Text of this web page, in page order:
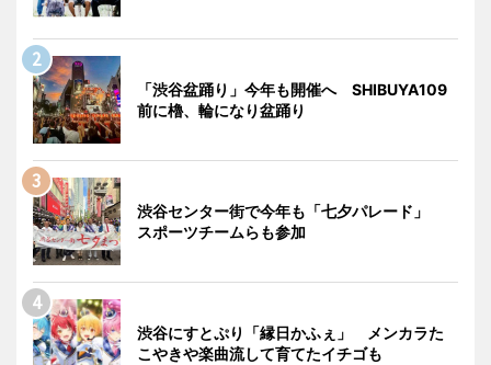
「渋谷盆踊り」今年も開催へ SHIBUYA109
前に櫓、輪になり盆踊り
渋谷センター街で今年も「七夕パレード」
スポーツチームらも参加
渋谷にすとぷり「縁日かふぇ」 メンカラた
こやきや楽曲流して育てたイチゴも